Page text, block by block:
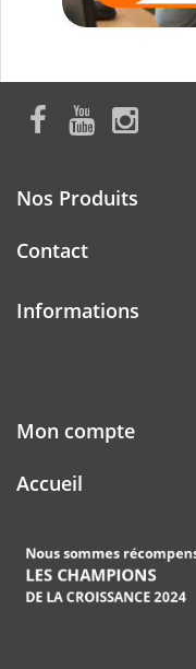
Nos Produits
Contact
Informations
Mon compte
Accueil